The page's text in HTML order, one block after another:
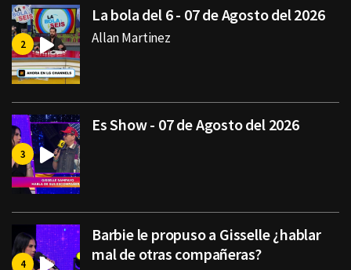
La bola del 6 - 07 de Agosto del 2026
Allan Martinez
Es Show - 07 de Agosto del 2026
Barbie le propuso a Gisselle ¿hablar
mal de otras compañeras?